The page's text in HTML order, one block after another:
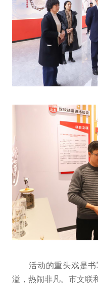
活动的重头戏是书
溢，热闹非凡。市文联